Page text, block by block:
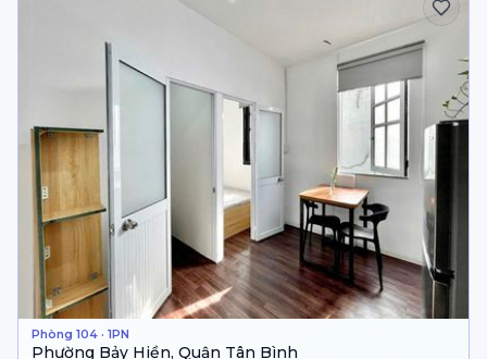
Phòng 104 · 1PN
Phường Bảy Hiền, Quận Tân Bình